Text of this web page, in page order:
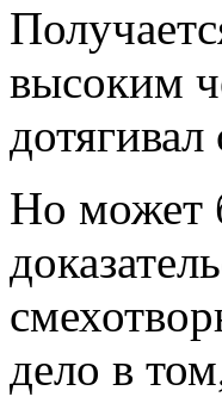
высоким
Но может
дело в